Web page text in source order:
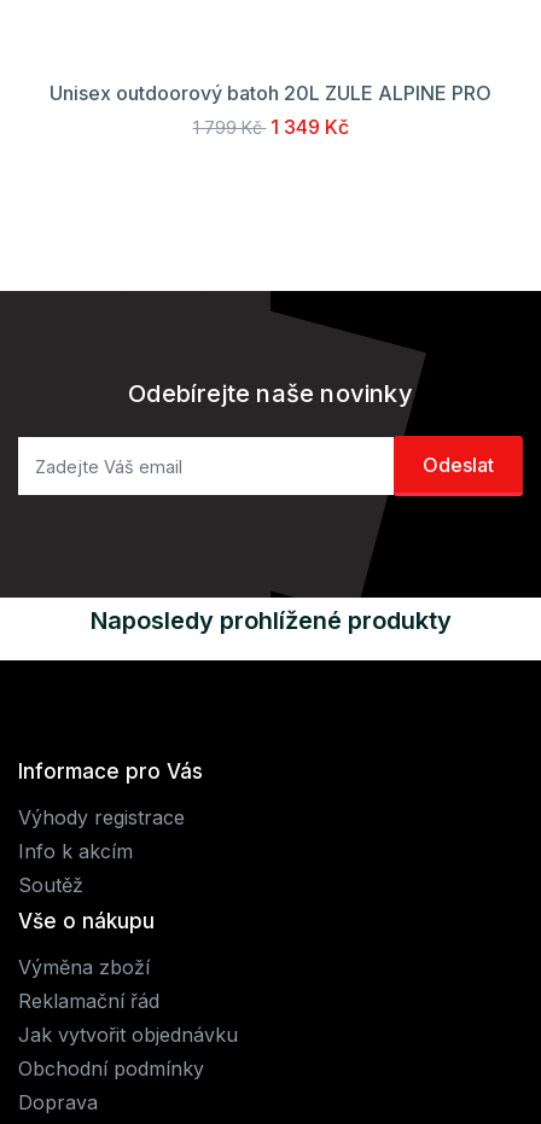
Unisex outdoorový batoh 20L ZULE ALPINE PRO
1 799 Kč 1 349 Kč
Odebírejte naše novinky
Naposledy prohlížené produkty
Informace pro Vás
Výhody registrace
Info k akcím
Soutěž
Vše o nákupu
Výměna zboží
Reklamační řád
Jak vytvořit objednávku
Obchodní podmínky
Doprava